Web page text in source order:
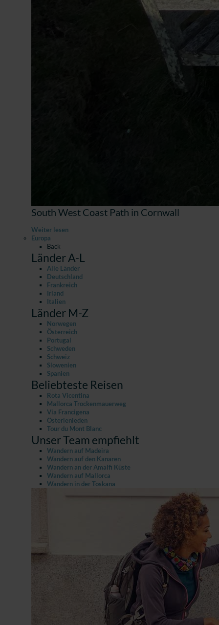
South West Coast Path in Cornwall
Weiter lesen
Europa
Back
Länder A-L
Alle Länder
Deutschland
Frankreich
Irland
Italien
Länder M-Z
Norwegen
Österreich
Portugal
Schweden
Schweiz
Slowenien
Spanien
Beliebteste Reisen
Rota Vicentina
Mallorca Trockenmauerweg
Via Francigena
Österlenleden
Tour du Mont Blanc
Unser Team empfiehlt
Wandern auf Madeira
Wandern auf den Kanaren
Wandern an der Amalfi Küste
Wandern auf Mallorca
Wandern in der Toskana